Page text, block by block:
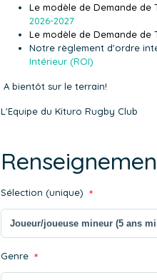
Le modèle de Demande de
2026-2027
Le modèle de Demande
Notre règlement d'ordre
Intérieur (ROI)
A bientôt sur le terrain!
L'Equipe du Kituro Rugby Club
Sélection (unique) *
Genre *